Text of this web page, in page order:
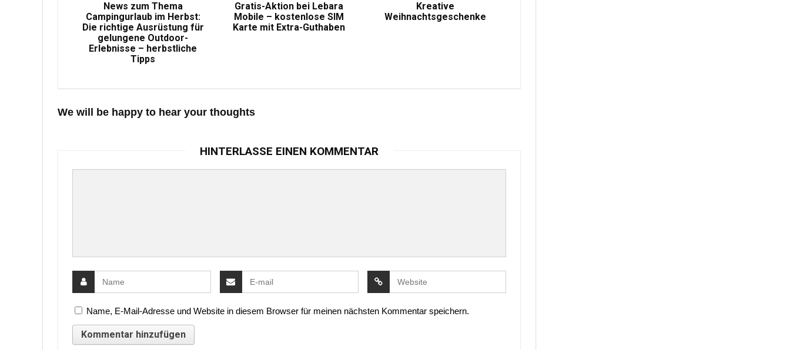
News zum Thema
Campingurlaub im Herbst:
Die richtige Ausrüstung für
gelungene Outdoor-
Erlebnisse – herbstliche
Tipps
Gratis-Aktion bei Lebara
Mobile – kostenlose SIM
Karte mit Extra-Guthaben
Kreative
Weihnachtsgeschenke
We will be happy to hear your thoughts
HINTERLASSE EINEN KOMMENTAR
Name, E-Mail-Adresse und Website in diesem Browser für meinen nächsten Kommentar speichern.